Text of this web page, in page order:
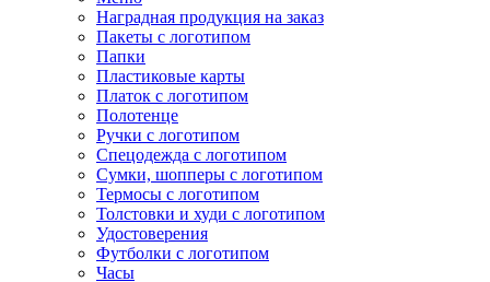
Наградная продукция на заказ
Пакеты с логотипом
Папки
Пластиковые карты
Платок с логотипом
Полотенце
Ручки с логотипом
Спецодежда с логотипом
Сумки, шопперы с логотипом
Термосы с логотипом
Толстовки и худи с логотипом
Удостоверения
Футболки с логотипом
Часы